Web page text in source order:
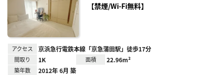
【禁煙/Wi-Fi無料】
アクセス 京浜急行電鉄本線「京急蒲田駅」徒歩17分
間取り 1K 面積 22.96m²
築年数 2012年 6月 築